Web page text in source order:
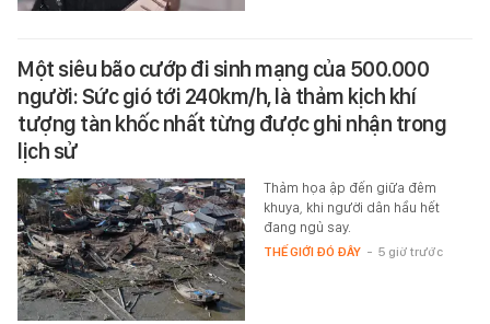
Một siêu bão cướp đi sinh mạng của 500.000
người: Sức gió tới 240km/h, là thảm kịch khí
tượng tàn khốc nhất từng được ghi nhận trong
lịch sử
Thảm họa ập đến giữa đêm
khuya, khi người dân hầu hết
đang ngủ say.
THẾ GIỚI ĐÓ ĐÂY - 5 giờ trước